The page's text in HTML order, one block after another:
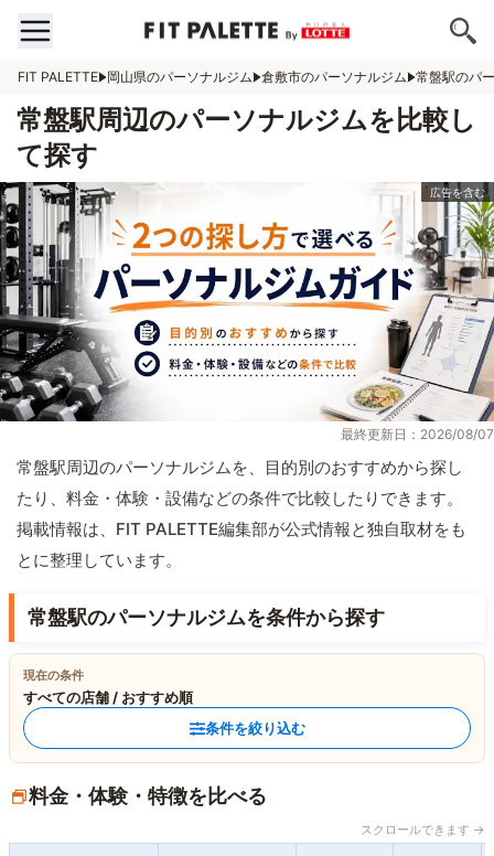
FIT PALETTE 岡山県のパーソナルジム 倉敷市のパーソナルジム 常盤駅のパ
常盤駅周辺のパーソナルジムを比較し
て探す
最終更新日：2026/08/07
常盤駅周辺のパーソナルジムを、目的別のおすすめから探し
たり、料金・体験・設備などの条件で比較したりできます。
掲載情報は、FIT PALETTE編集部が公式情報と独自取材をも
とに整理しています。
常盤駅のパーソナルジムを条件から探す
現在の条件
すべての店舗 / おすすめ順
条件を絞り込む
料金・体験・特徴を比べる
スクロールできます →